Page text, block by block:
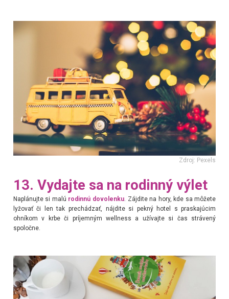
Zdroj: Pexels
13. Vydajte sa na rodinný výlet
Naplánujte si malú rodinnú dovolenku. Zájdite na hory, kde sa môžete
lyžovať či len tak prechádzať, nájdite si pekný hotel s praskajúcim
ohníkom v krbe či príjemným wellness a užívajte si čas strávený
spoločne.